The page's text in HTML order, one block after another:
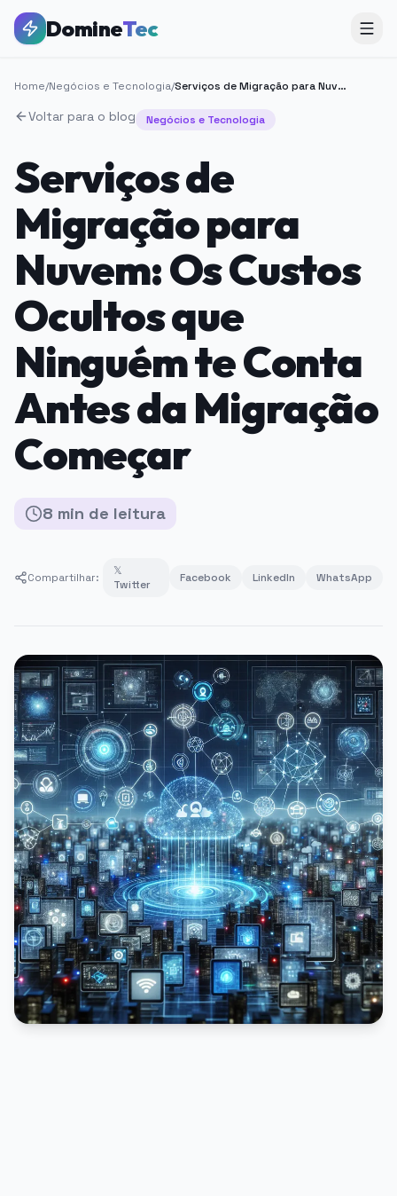
DomineTec
Home/Negócios e Tecnologia/ Serviços de Migração para Nuvem: Os Custos Ocultos que Ninguém te Conta Antes da Migração Começar
Voltar para o blog Negócios e Tecnologia
Serviços de
Migração para
Nuvem: Os Custos
Ocultos que
Ninguém te Conta
Antes da Migração
Começar
8 min de leitura
Compartilhar:
𝕏
Twitter
Facebook LinkedIn WhatsApp